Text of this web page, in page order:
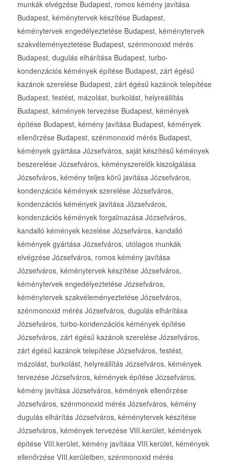
munkák elvégzése Budapest, romos kémény javítása
Budapest, kéménytervek készítése Budapest,
kéménytervek engedélyeztetése Budapest, kéménytervek
szakvéleményeztetése Budapest, szénmonoxid mérés
Budapest, dugulás elhárítása Budapest, turbo-
kondenzációs kémények építése Budapest, zárt égésű
kazánok szerelése Budapest, zárt égésű kazánok telepítése
Budapest, festést, mázolást, burkolást, helyreállítás
Budapest, kémények tervezése Budapest, kémények
építése Budapest, kémény javítása Budapest, kémények
ellenőrzése Budapest, szénmonoxid mérés Budapest,
kémények gyártása Józsefváros, saját készítésű kémények
beszerelése Józsefváros, kéményszerelők kiszolgálása
Józsefváros, kémény teljes körű javítása Józsefváros,
kondenzációs kémények szerelése Józsefváros,
kondenzációs kémények javítása Józsefváros,
kondenzációs kémények forgalmazása Józsefváros,
kandalló kémények kezelése Józsefváros, kandalló
kémények gyártása Józsefváros, utólagos munkák
elvégzése Józsefváros, romos kémény javítása
Józsefváros, kéménytervek készítése Józsefváros,
kéménytervek engedélyeztetése Józsefváros,
kéménytervek szakvéleményeztetése Józsefváros,
szénmonoxid mérés Józsefváros, dugulás elhárítása
Józsefváros, turbo-kondenzációs kémények építése
Józsefváros, zárt égésű kazánok szerelése Józsefváros,
zárt égésű kazánok telepítése Józsefváros, festést,
mázolást, burkolást, helyreállítás Józsefváros, kémények
tervezése Józsefváros, kémények építése Józsefváros,
kémény javítása Józsefváros, kémények ellenőrzése
Józsefváros, szénmonoxid mérés Józsefváros, kémény
dugulás elhárítás Józsefváros, kéménytervek készítése
Józsefváros, kémények tervezése VIII.kerület, kémények
építése VIII.kerület, kémény javítása VIII.kerület, kémények
ellenőrzése VIII.kerületben, szénmonoxid mérés